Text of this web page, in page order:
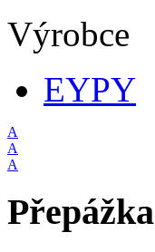
Výrobce
EYPY
A
A
A